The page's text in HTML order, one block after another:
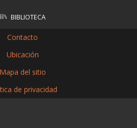
BIBLIOTECA
Contacto
Ubicación
Mapa del sitio
de privacidad